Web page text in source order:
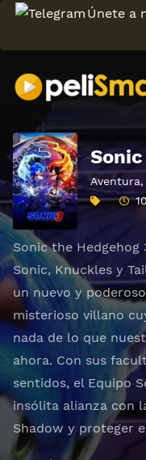
Únete a
Aventura,
Sonic the Hedgehog
Sonic, Knuckles y
un nuevo y
misterioso villano
nada de lo que
ahora. Con sus
sentidos, el Equipo
insólita alianza con
Shadow y proteger